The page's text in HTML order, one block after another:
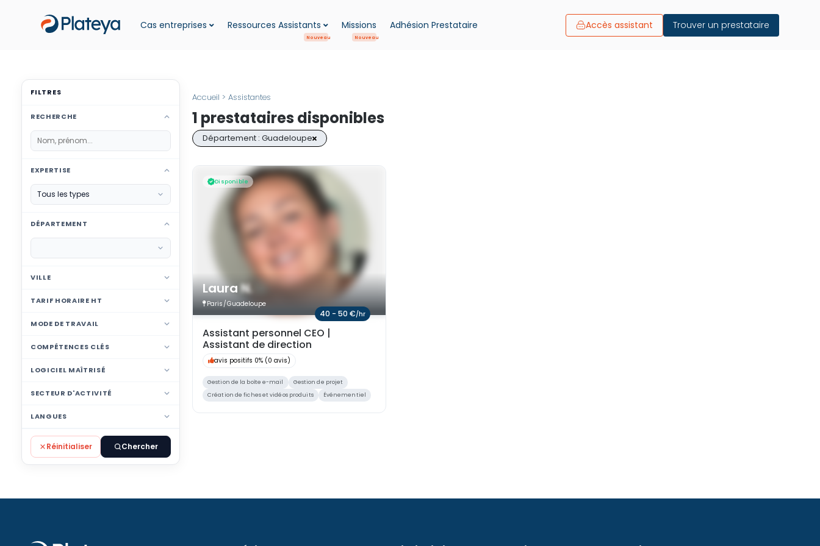
Cas entreprises Ressources Assistants Missions Adhésion Prestataire Accès assistant Trouver un prestataire
FILTRES
RECHERCHE
EXPERTISE
DÉPARTEMENT
VILLE
TARIF HORAIRE HT
MODE DE TRAVAIL
COMPÉTENCES CLÉS
LOGICIEL MAÎTRISÉ
SECTEUR D'ACTIVITÉ
LANGUES
Réinitialiser Chercher
Accueil > Assistantes
1 prestataires disponibles
Département : Guadeloupe
Disponible
40 - 50 €/hr
LauraN.
Paris/Guadeloupe
Assistant personnel CEO |
Assistant de direction
avis positifs 0% (0 avis)
Gestion de la boîte e-mail
Gestion de projet
Création de fiches et vidéos produits
Événementiel